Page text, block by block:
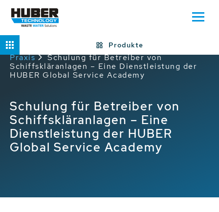
Home
HUBER Service in der
Praxis
Schulung für Betreiber von
Schiffskläranlagen – Eine Dienstleistung der
HUBER Global Service Academy
Schulung für Betreiber von
Schiffskläranlagen – Eine
Dienstleistung der HUBER
Global Service Academy
Produkte